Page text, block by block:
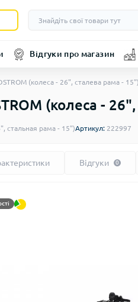
Відгуки про магазин
(колеса - 26", сталева рама - 15")
(колеса -
стальная рама - 15")Артикул: 222997
Відгуки 0